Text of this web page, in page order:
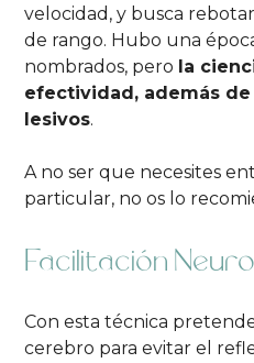
velocidad, y busca
de rango. Hubo una
nombrados, pero la
efectividad, además
lesivos.
A no ser que necesites
particular, no os lo
Facilitación
Con esta técnica
cerebro para evitar el